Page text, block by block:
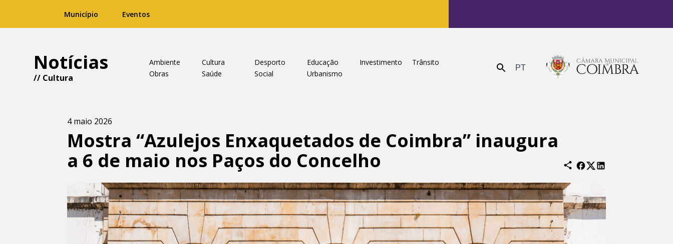
Município Eventos
Notícias
// Cultura
Ambiente Cultura Desporto Educação Investimento
Trânsito
Obras
Saúde Social Urbanismo Enviar PT
4 maio 2026
Mostra “Azulejos Enxaquetados de Coimbra” inaugura
a 6 de maio nos Paços do Concelho